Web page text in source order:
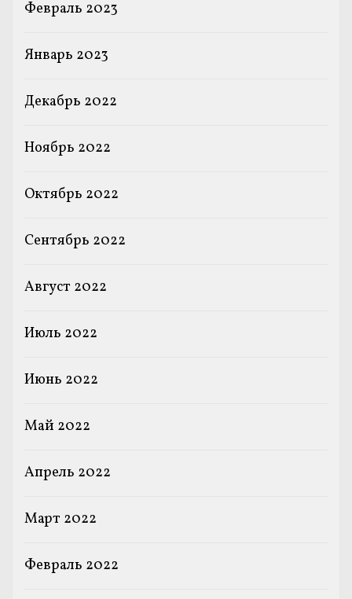
Февраль 2023
Январь 2023
Декабрь 2022
Ноябрь 2022
Октябрь 2022
Сентябрь 2022
Август 2022
Июль 2022
Июнь 2022
Май 2022
Апрель 2022
Март 2022
Февраль 2022